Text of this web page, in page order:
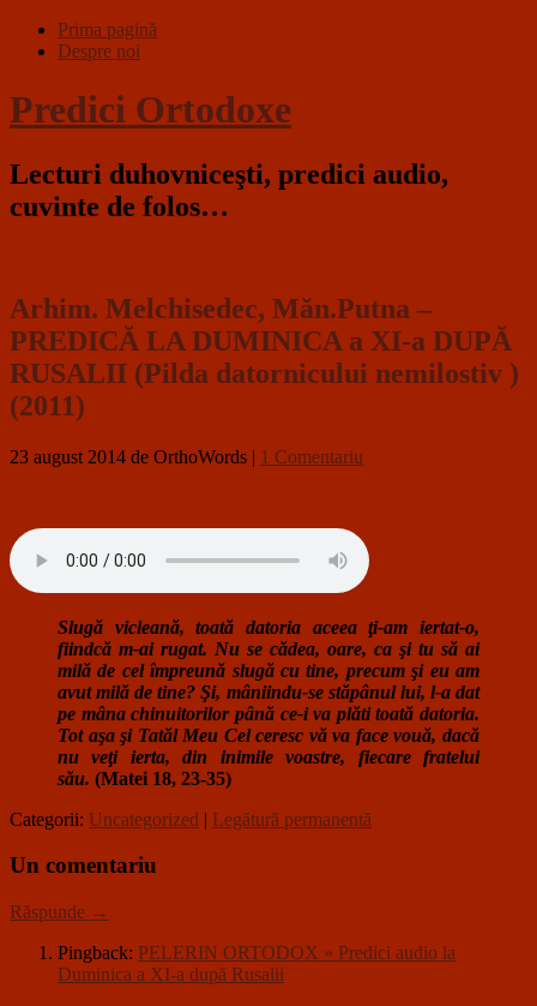
Prima pagină
Despre noi
Predici Ortodoxe
Lecturi duhovniceşti, predici audio,
cuvinte de folos…
Arhim. Melchisedec, Măn.Putna –
PREDICĂ LA DUMINICA a XI-a DUPĂ
RUSALII (Pilda datornicului nemilostiv )
(2011)
23 august 2014 de OrthoWords | 1 Comentariu
Slugă vicleană, toată datoria aceea ţi-am iertat-o,
fiindcă m-ai rugat. Nu se cădea, oare, ca şi tu să ai
milă de cel împreună slugă cu tine, precum şi eu am
avut milă de tine? Şi, mâniindu-se stăpânul lui, l-a dat
pe mâna chinuitorilor până ce-i va plăti toată datoria.
Tot aşa şi Tatăl Meu Cel ceresc vă va face vouă, dacă
nu veţi ierta, din inimile voastre, fiecare fratelui
său. (Matei 18, 23-35)
Categorii: Uncategorized | Legătură permanentă
Un comentariu
Răspunde →
Pingback: PELERIN ORTODOX » Predici audio la
Duminica a XI-a după Rusalii